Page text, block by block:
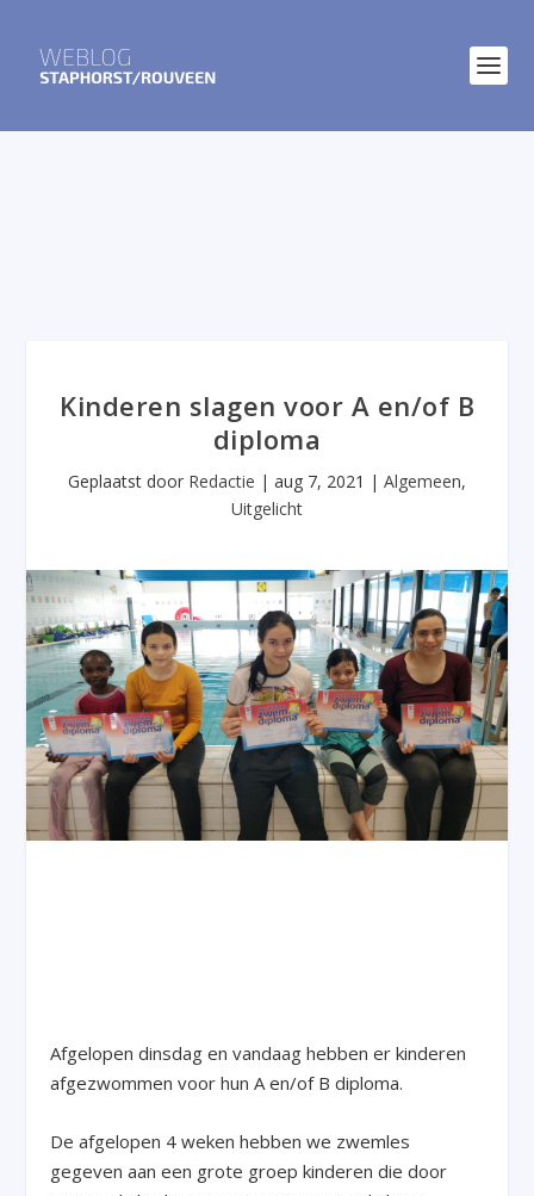
Kinderen slagen voor A en/of B
diploma
Geplaatst door Redactie | aug 7, 2021 | Algemeen,
Uitgelicht
Afgelopen dinsdag en vandaag hebben er kinderen
afgezwommen voor hun A en/of B diploma.
De afgelopen 4 weken hebben we zwemles
gegeven aan een grote groep kinderen die door